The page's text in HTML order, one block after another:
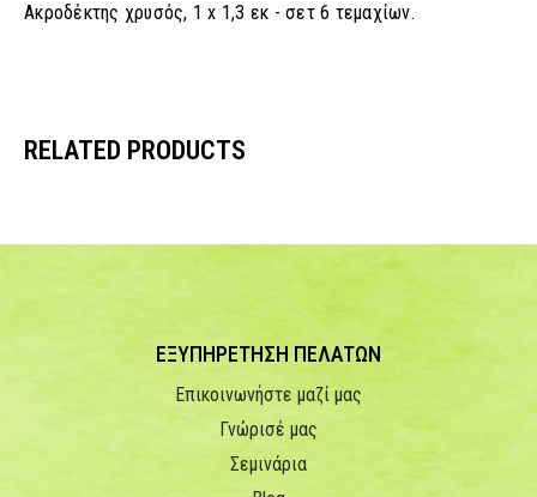
Ακροδέκτης χρυσός, 1 x 1,3 εκ - σετ 6 τεμαχίων.
RELATED PRODUCTS
ΕΞΥΠΗΡΕΤΗΣΗ ΠΕΛΑΤΩΝ
Επικοινωνήστε μαζί μας
Γνώρισέ μας
Σεμινάρια